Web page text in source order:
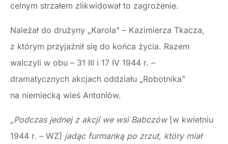
celnym strzałem zlikwidował to zagrożenie.
Należał do drużyny „Karola” – Kazimierza Tkacza,
z którym przyjaźnił się do końca życia. Razem
walczyli w obu – 31 III i 17 IV 1944 r. –
dramatycznych akcjach oddziału „Robotnika”
na niemiecką wieś Antoniów.
„Podczas jednej z akcji we wsi Babczów [w kwietniu
1944 r. – WZ] jadąc furmanką po zrzut, który miał